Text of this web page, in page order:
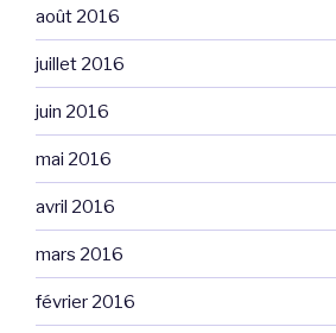
août 2016
juillet 2016
juin 2016
mai 2016
avril 2016
mars 2016
février 2016